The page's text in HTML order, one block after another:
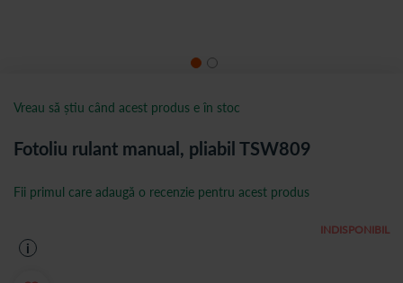
Fotoliu rulant manual, pliabil TSW809
INDISPONIBIL
Fii primul care adaugă o recenzie pentru acest produs
i
Vreau să știu când acest produs e în stoc